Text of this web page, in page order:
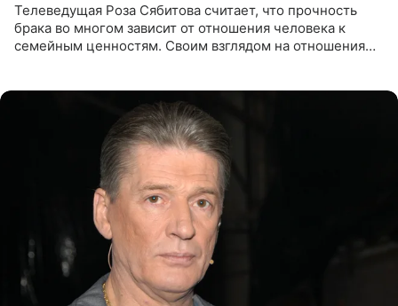
Телеведущая Роза Сябитова считает, что прочность
брака во многом зависит от отношения человека к
семейным ценностям. Своим взглядом на отношения